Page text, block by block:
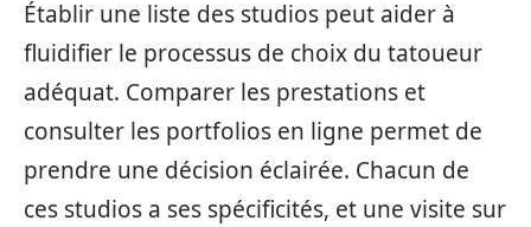
Établir une liste des studios peut aider à
fluidifier le processus de choix du tatoueur
adéquat. Comparer les prestations et
consulter les portfolios en ligne permet de
prendre une décision éclairée. Chacun de
ces studios a ses spécificités, et une visite sur